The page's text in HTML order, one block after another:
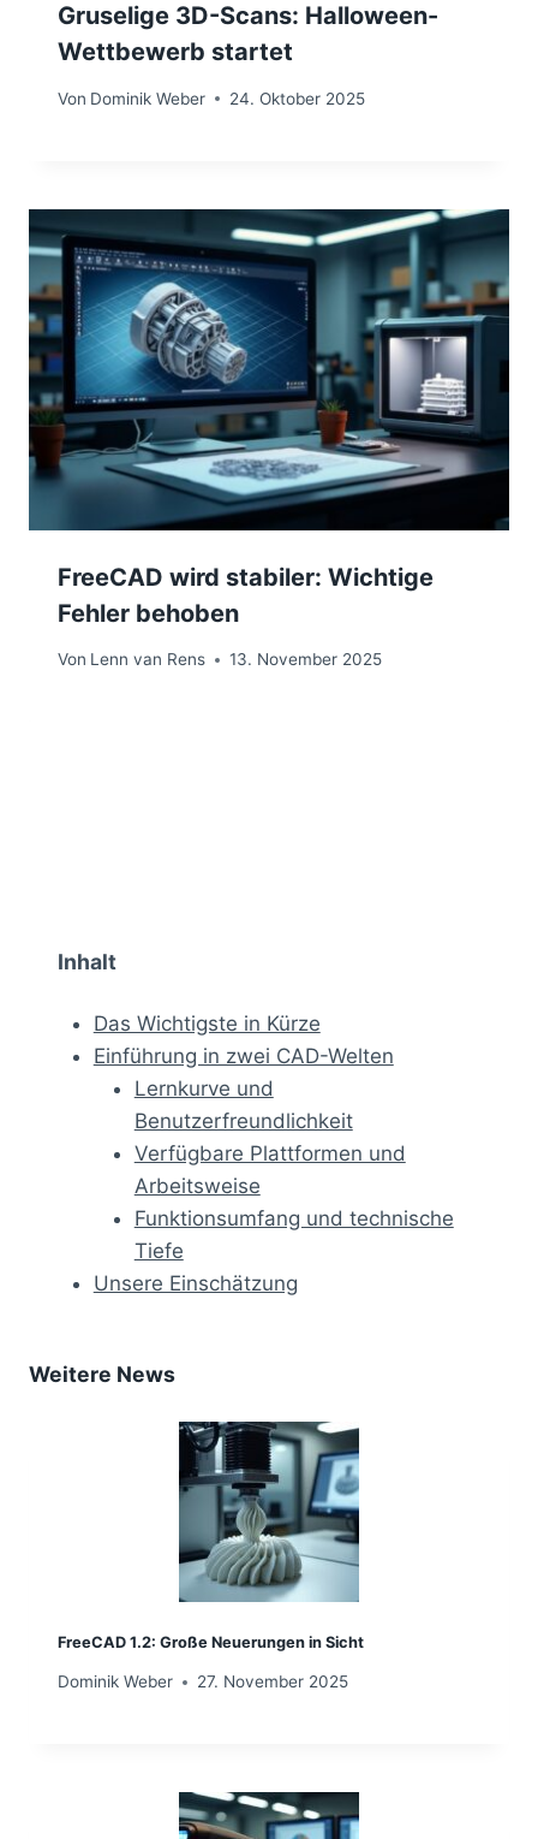
Gruselige 3D-Scans: Halloween-
Wettbewerb startet
Von Dominik Weber 24. Oktober 2025
FreeCAD wird stabiler: Wichtige
Fehler behoben
Von Lenn van Rens 13. November 2025
Inhalt
Das Wichtigste in Kürze
Einführung in zwei CAD-Welten
Lernkurve und
Benutzerfreundlichkeit
Verfügbare Plattformen und
Arbeitsweise
Funktionsumfang und technische
Tiefe
Unsere Einschätzung
Weitere News
FreeCAD 1.2: Große Neuerungen in Sicht
Dominik Weber 27. November 2025